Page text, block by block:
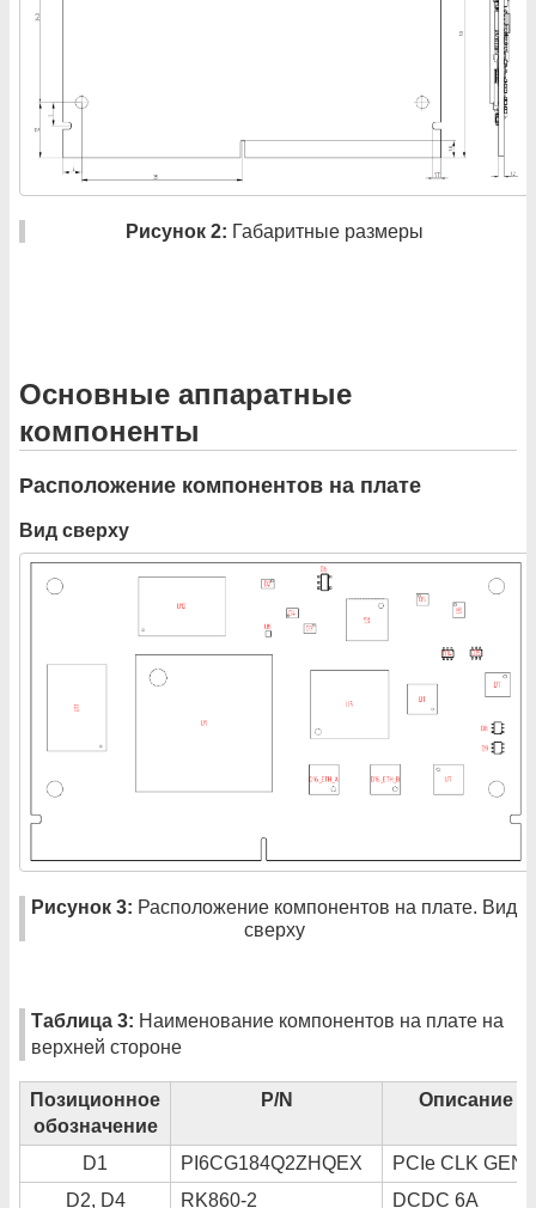
Рисунок 2: Габаритные размеры
Основные аппаратные
компоненты
Расположение компонентов на плате
Вид сверху
Рисунок 3: Расположение компонентов на плате. Вид
сверху
Таблица 3: Наименование компонентов на плате на
верхней стороне
Позиционное
обозначение
P/N Описание
D1 PI6CG184Q2ZHQEX
PCIe CLK GEN
D2, D4
RK860-2
DCDC 6A